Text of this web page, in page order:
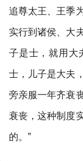
追尊太王、王季
实行到诸侯、大
子是士，就用大
士，儿子是大夫
旁亲服一年齐衰
衰丧，这种制度
的。”